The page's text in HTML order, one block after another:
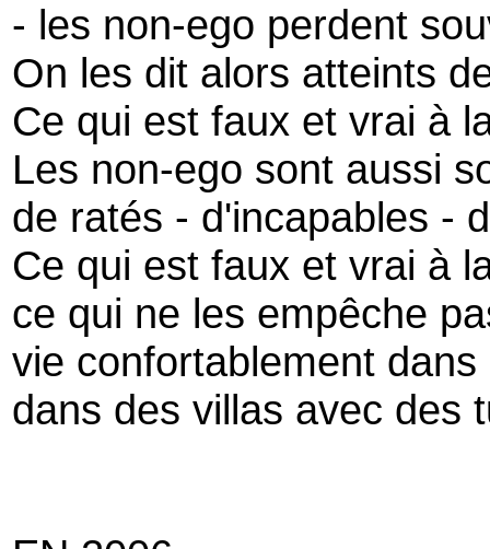
- les non-ego perdent
On les dit alors atteints
Ce qui est faux et vrai à
Les non-ego sont aussi
de ratés - d'incapables -
Ce qui est faux et vrai à
ce qui ne les empêche
vie confortablement
dans des villas avec des